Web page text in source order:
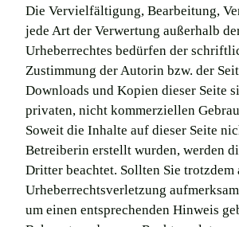
Die Vervielfältigung, Bearbeitung,
jede Art der Verwertung außerhalb
Urheberrechtes bedürfen der
Zustimmung der Autorin bzw. der
Downloads und Kopien dieser Seite
privaten, nicht kommerziellen
Soweit die Inhalte auf dieser Seite
Betreiberin erstellt wurden, werden
Dritter beachtet. Sollten Sie trotzdem
Urheberrechtsverletzung
um einen entsprechenden Hinweis